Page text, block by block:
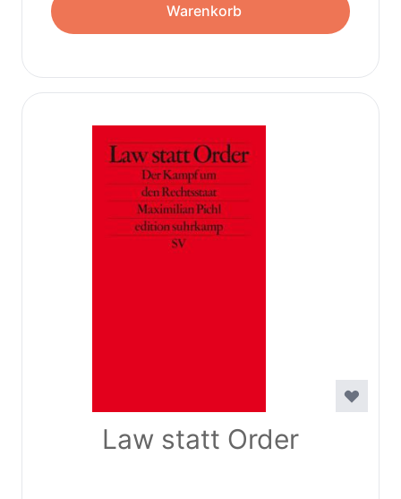
Warenkorb
Law statt Order